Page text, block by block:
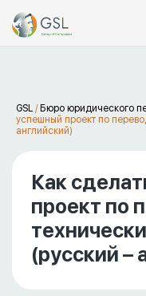
GSL / Бюро юридического
успешный проект по
английский)
Как
проект по
(русский –